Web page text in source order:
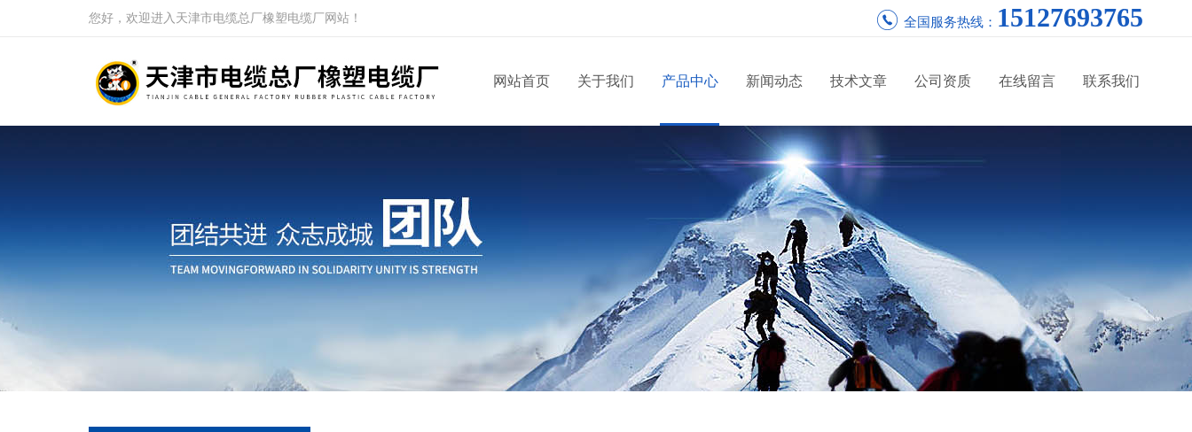
您好，欢迎进入天津市电缆总厂橡塑电缆厂网站！ 全国服务热线： 15127693765
网站首页 关于我们 产品中心 新闻动态 技术文章 公司资质 在线留言 联系我们